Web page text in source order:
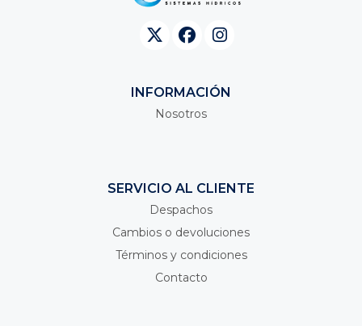
INFORMACIÓN
Nosotros
SERVICIO AL CLIENTE
Despachos
Cambios o devoluciones
Términos y condiciones
Contacto